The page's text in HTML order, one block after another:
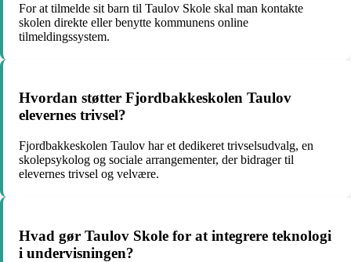
For at tilmelde sit barn til Taulov Skole skal man kontakte
skolen direkte eller benytte kommunens online
tilmeldingssystem.
Hvordan støtter Fjordbakkeskolen Taulov
elevernes trivsel?
Fjordbakkeskolen Taulov har et dedikeret trivselsudvalg, en
skolepsykolog og sociale arrangementer, der bidrager til
elevernes trivsel og velvære.
Hvad gør Taulov Skole for at integrere teknologi
i undervisningen?